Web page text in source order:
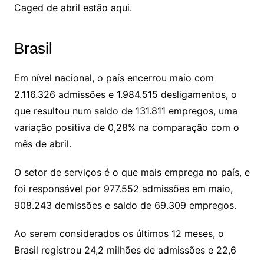
Caged de abril estão aqui.
Brasil
Em nível nacional, o país encerrou maio com
2.116.326 admissões e 1.984.515 desligamentos, o
que resultou num saldo de 131.811 empregos, uma
variação positiva de 0,28% na comparação com o
mês de abril.
O setor de serviços é o que mais emprega no país, e
foi responsável por 977.552 admissões em maio,
908.243 demissões e saldo de 69.309 empregos.
Ao serem considerados os últimos 12 meses, o
Brasil registrou 24,2 milhões de admissões e 22,6